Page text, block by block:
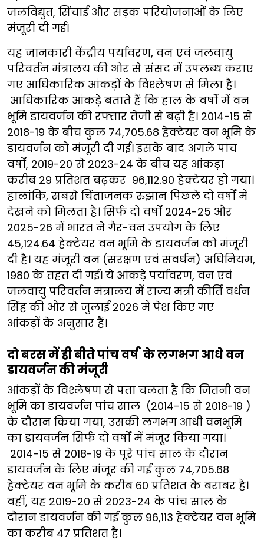
जलविद्युत, सिंचाई और सड़क परियोजनाओं के लिए
मंजूरी दी गई।
यह जानकारी केंद्रीय पर्यावरण, वन एवं जलवायु
परिवर्तन मंत्रालय की ओर से संसद में उपलब्ध कराए
गए आधिकारिक आंकड़ों के विश्लेषण से मिला है।
आधिकारिक आंकड़े बताते हैं कि हाल के वर्षों में वन
भूमि डायवर्जन की रफ्तार तेजी से बढ़ी है। 2014-15 से
2018-19 के बीच कुल 74,705.68 हेक्टेयर वन भूमि के
डायवर्जन को मंजूरी दी गई। इसके बाद अगले पांच
वर्षों, 2019-20 से 2023-24 के बीच यह आंकड़ा
करीब 29 प्रतिशत बढ़कर 96,112.90 हेक्टेयर हो गया।
हालांकि, सबसे चिंताजनक रुझान पिछले दो वर्षों में
देखने को मिलता है। सिर्फ दो वर्षों 2024-25 और
2025-26 में भारत ने गैर-वन उपयोग के लिए
45,124.64 हेक्टेयर वन भूमि के डायवर्जन को मंजूरी
दी है। यह मंजूरी वन (संरक्षण एवं संवर्धन) अधिनियम,
1980 के तहत दी गई। ये आंकड़े पर्यावरण, वन एवं
जलवायु परिवर्तन मंत्रालय में राज्य मंत्री कीर्ति वर्धन
सिंह की ओर से जुलाई 2026 में पेश किए गए
आंकड़ों के अनुसार हैं।
दो बरस में ही बीते पांच वर्ष के लगभग आधे वन
डायवर्जन की मंजूरी
आंकड़ों के विश्लेषण से पता चलता है कि जितनी वन
भूमि का डायवर्जन पांच साल (2014-15 से 2018-19 )
के दौरान किया गया, उसकी लगभग आधी वनभूमि
का डायवर्जन सिर्फ दो वर्षों में मंजूर किया गया।
2014-15 से 2018-19 के पूरे पांच साल के दौरान
डायवर्जन के लिए मंजूर की गई कुल 74,705.68
हेक्टेयर वन भूमि के करीब 60 प्रतिशत के बराबर है।
वहीं, यह 2019-20 से 2023-24 के पांच साल के
दौरान डायवर्जन की गई कुल 96,113 हेक्टेयर वन भूमि
का करीब 47 प्रतिशत है।